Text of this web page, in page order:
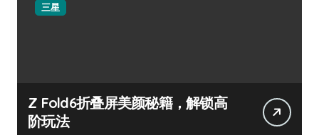
三星
Z Fold6折叠屏美颜秘籍，解锁高
阶玩法